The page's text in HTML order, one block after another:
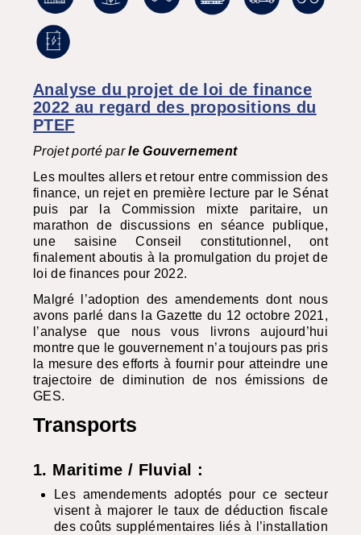
Analyse du projet de loi de finance
2022 au regard des propositions du
PTEF
Projet porté parle Gouvernement
Les moultes allers et retour entre commission des
finance, un rejet en première lecture par le Sénat
puis par la Commission mixte paritaire, un
marathon de discussions en séance publique,
une saisine Conseil constitutionnel, ont
finalement aboutis à la promulgation du projet de
loi de finances pour 2022.
Malgré l’adoption des amendements dont nous
avons parlé dans la Gazette du 12 octobre 2021,
l’analyse que nous vous livrons aujourd’hui
montre que le gouvernement n’a toujours pas pris
la mesure des efforts à fournir pour atteindre une
trajectoire de diminution de nos émissions de
GES.
Transports
1. Maritime / Fluvial :
Les amendements adoptés pour ce secteur
visent à majorer le taux de déduction fiscale
des coûts supplémentaires liés à l’installation